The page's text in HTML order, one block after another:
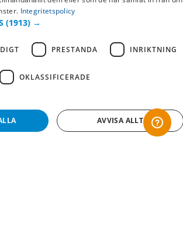
Integritetspolicy
(1913) →
PRESTANDA INRIKTNING
OKLASSIFICERADE
AVVISA ALLT